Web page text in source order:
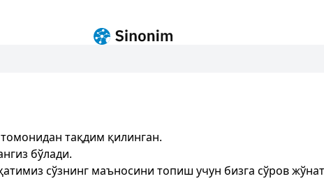
тақдим қилинган.
бўлади.
сўзнинг маъносини топиш учун бизга сўров